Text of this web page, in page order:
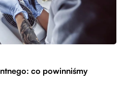
co powinniśmy